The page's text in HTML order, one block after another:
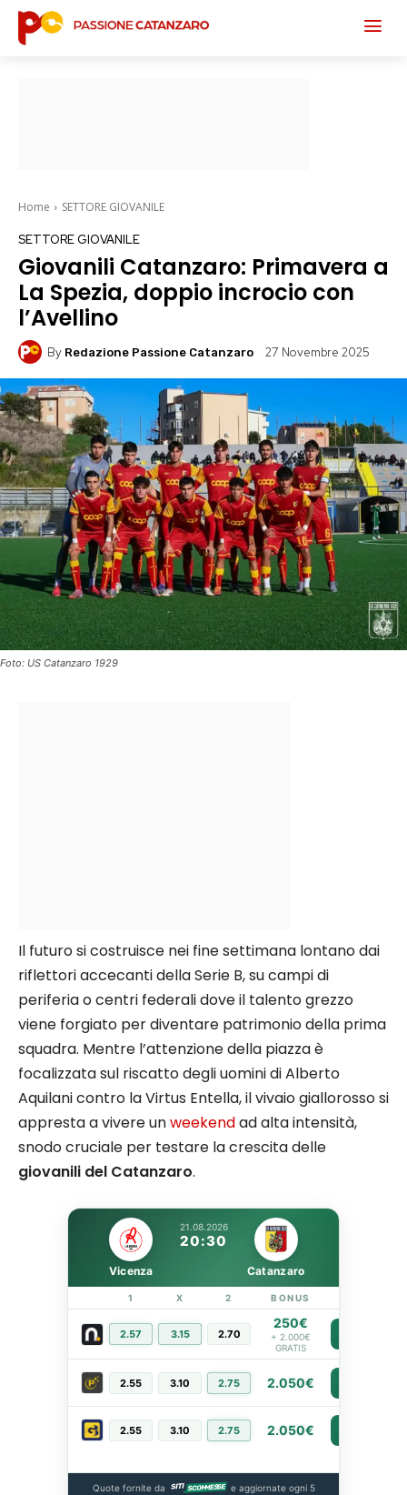
Home SETTORE GIOVANILE
SETTORE GIOVANILE
Giovanili Catanzaro: Primavera a
La Spezia, doppio incrocio con
l’Avellino
By Redazione Passione Catanzaro 27 Novembre 2025
Foto: US Catanzaro 1929
Il futuro si costruisce nei fine settimana lontano dai
riflettori accecanti della Serie B, su campi di
periferia o centri federali dove il talento grezzo
viene forgiato per diventare patrimonio della prima
squadra. Mentre l’attenzione della piazza è
focalizzata sul riscatto degli uomini di Alberto
Aquilani contro la Virtus Entella, il vivaio giallorosso si
appresta a vivere unweekendad alta intensità,
snodo cruciale per testare la crescita delle
giovanili del Catanzaro.
21.08.2026
20:30
Vicenza Catanzaro
1 X 2 BONUS
2.57 3.15 2.70
250€
+ 2.000€
GRATIS
2.55 3.10 2.75 2.050€
2.55 3.10 2.75 2.050€
Quote fornite da
e aggiornate ogni 5